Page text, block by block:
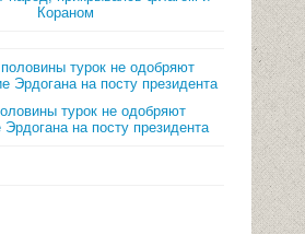
Кораном
турок не одобряют
на посту президента